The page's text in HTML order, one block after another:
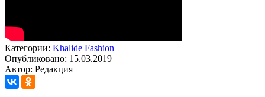
Категории: Khalide Fashion
Опубликовано: 15.03.2019
Автор: Редакция